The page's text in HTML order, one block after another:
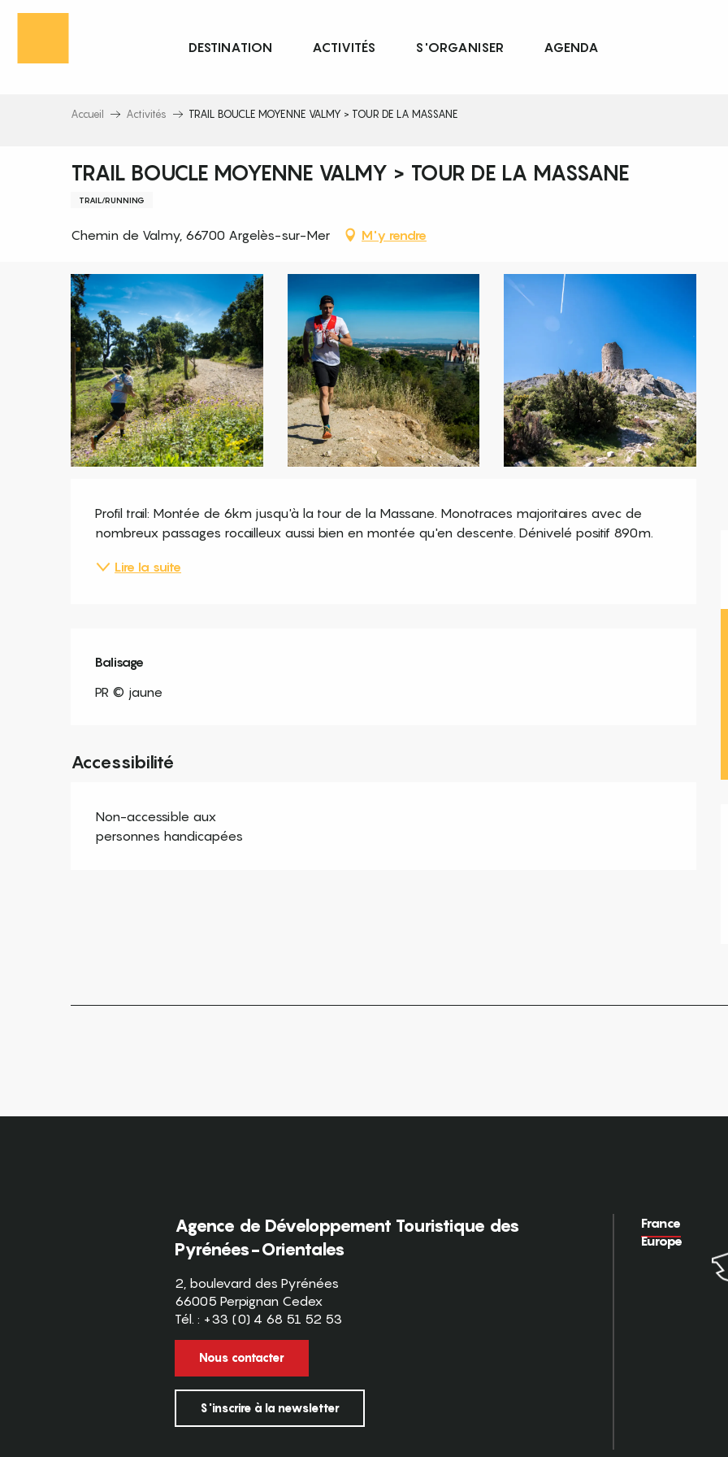
Aller
principal
DESTINATION ACTIVITÉS S'ORGANISER AGENDA
Accueil Activités TRAIL BOUCLE MOYENNE VALMY > TOUR DE LA MASSANE
TRAIL BOUCLE MOYENNE VALMY > TOUR DE LA MASSANE
TRAIL/RUNNING
Chemin de Valmy, 66700 Argelès-sur-Mer M'y rendre
Description
Profil trail: Montée de 6km jusqu'à la tour de la Massane. Monotraces majoritaires avec de
nombreux passages rocailleux aussi bien en montée qu'en descente. Dénivelé positif 890m.
Lire la suite
Balisage
PR © jaune
Accessibilité
Non-accessible aux
personnes handicapées
Agence de Développement Touristique des
Pyrénées-Orientales
2, boulevard des Pyrénées
66005 Perpignan Cedex
Tél. : +33 (0) 4 68 51 52 53
Nous contacter
S'inscrire à la newsletter
France
Europe